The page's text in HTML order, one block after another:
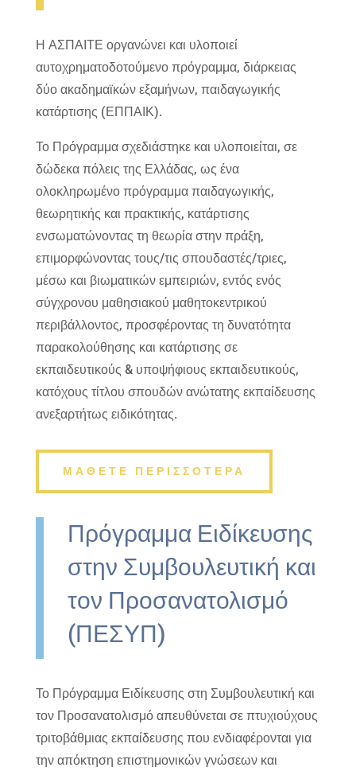
Η ΑΣΠΑΙΤΕ οργανώνει και υλοποιεί
αυτοχρηματοδοτούμενο πρόγραμμα, διάρκειας
δύο ακαδημαϊκών εξαμήνων, παιδαγωγικής
κατάρτισης (ΕΠΠΑΙΚ).
Το Πρόγραμμα σχεδιάστηκε και υλοποιείται, σε
δώδεκα πόλεις της Ελλάδας, ως ένα
ολοκληρωμένο πρόγραμμα παιδαγωγικής,
θεωρητικής και πρακτικής, κατάρτισης
ενσωματώνοντας τη θεωρία στην πράξη,
επιμορφώνοντας τους/τις σπουδαστές/τριες,
μέσω και βιωματικών εμπειριών, εντός ενός
σύγχρονου μαθησιακού μαθητοκεντρικού
περιβάλλοντος, προσφέροντας τη δυνατότητα
παρακολούθησης και κατάρτισης σε
εκπαιδευτικούς & υποψήφιους εκπαιδευτικούς,
κατόχους τίτλου σπουδών ανώτατης εκπαίδευσης
ανεξαρτήτως ειδικότητας.
ΜΑΘΕΤΕ ΠΕΡΙΣΣΟΤΕΡΑ
Πρόγραμμα Ειδίκευσης
στην Συμβουλευτική και
τον Προσανατολισμό
(ΠΕΣΥΠ)
Το Πρόγραμμα Ειδίκευσης στη Συμβουλευτική και
τον Προσανατολισμό απευθύνεται σε πτυχιούχους
τριτοβάθμιας εκπαίδευσης που ενδιαφέρονται για
την απόκτηση επιστημονικών γνώσεων και